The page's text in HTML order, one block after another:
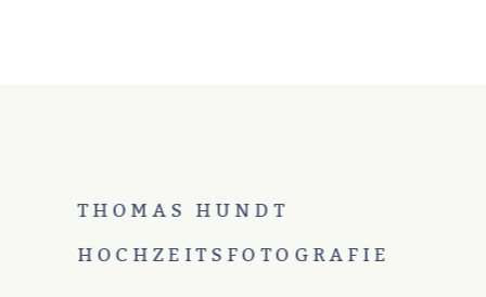
THOMAS HUNDT
HOCHZEITSFOTOGRAFIE